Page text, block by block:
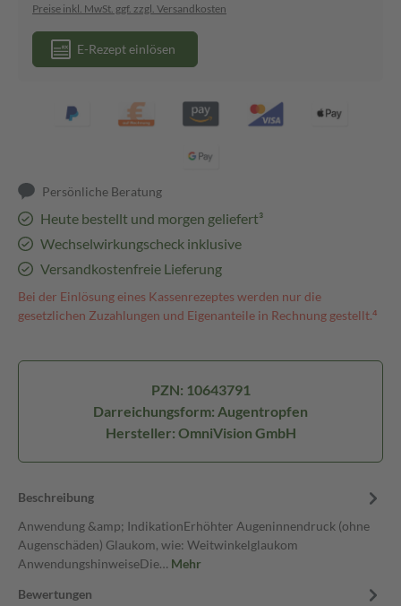
Preise inkl. MwSt. ggf. zzgl. Versandkosten
E-Rezept einlösen
Persönliche Beratung
Heute bestellt und morgen geliefert³
Wechselwirkungscheck inklusive
Versandkostenfreie Lieferung
Bei der Einlösung eines Kassenrezeptes werden nur die
gesetzlichen Zuzahlungen und Eigenanteile in Rechnung gestellt.⁴
PZN: 10643791
Darreichungsform: Augentropfen
Hersteller: OmniVision GmbH
Beschreibung
Anwendung &amp; IndikationErhöhter Augeninnendruck (ohne
Augenschäden) Glaukom, wie: Weitwinkelglaukom
AnwendungshinweiseDie… Mehr
Bewertungen